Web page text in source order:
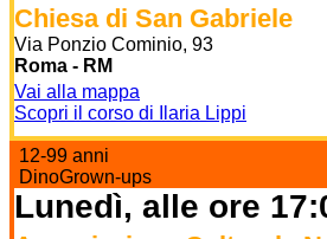
Chiesa di San Gabriele
Via Ponzio Cominio, 93
Roma - RM
Vai alla mappa
Scopri il corso di Ilaria Lippi
12-99 anni
DinoGrown-ups
Lunedì, alle ore